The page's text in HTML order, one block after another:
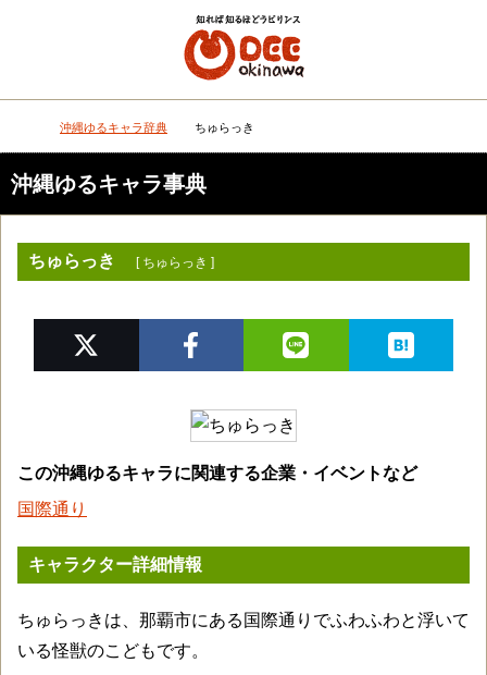
DEEokinawaトップ
沖縄ゆるキャラ辞典 ちゅらっき
沖縄ゆるキャラ事典
ちゅらっき [ ちゅらっき ]
この沖縄ゆるキャラに関連する企業・イベントなど
国際通り
キャラクター詳細情報
ちゅらっきは、那覇市にある国際通りでふわふわと浮いて
いる怪獣のこどもです。